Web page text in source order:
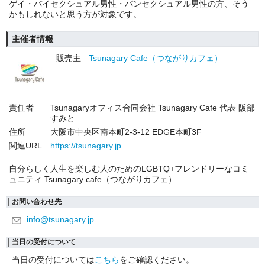
ゲイ・バイセクシュアル男性・パンセクシュアル男性の方、そう
かもしれないと思う方が対象です。
主催者情報
販売主
Tsunagary Cafe（つながりカフェ）
責任者
Tsunagaryオフィス合同会社 Tsunagary Cafe 代表 阪部
すみと
住所
大阪市中央区南本町2-3-12 EDGE本町3F
関連URL
https://tsunagary.jp
自分らしく人生を楽しむ人のためのLGBTQ+フレンドリーなコミ
ュニティ Tsunagary cafe（つながりカフェ）
お問い合わせ先
info@tsunagary.jp
当日の受付について
当日の受付についてはこちらをご確認ください。